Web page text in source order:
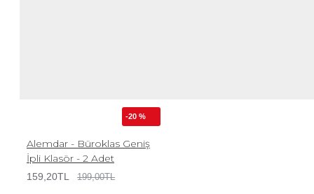
-20 %
Alemdar - Büroklas Geniş
İpli Klasör - 2 Adet
159,20TL 199,00TL